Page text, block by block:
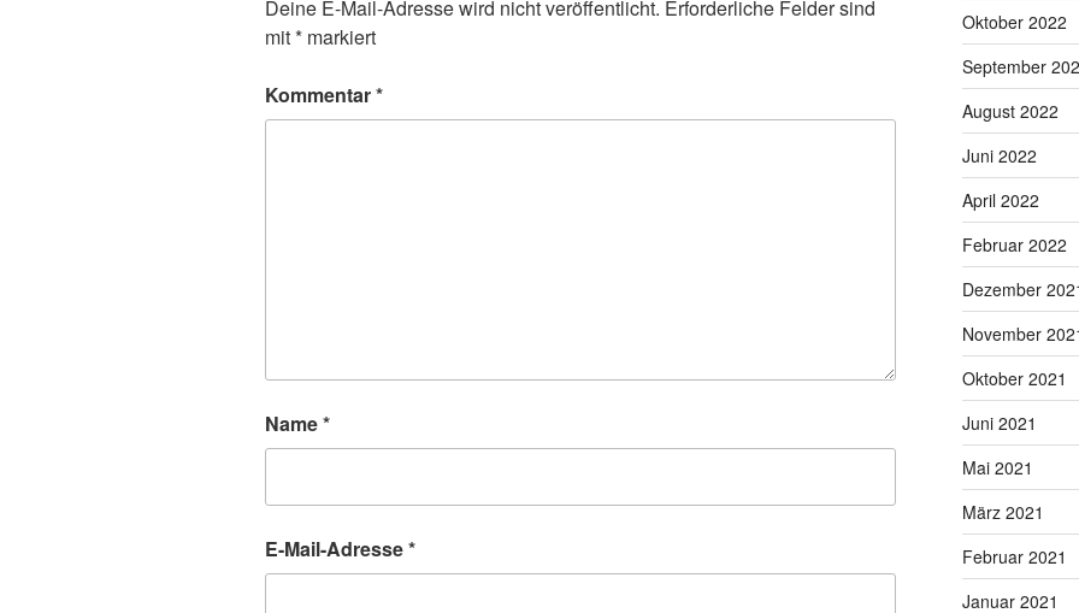
Deine E-Mail-Adresse wird nicht veröffentlicht. Erforderliche Felder sind
mit* markiert
Kommentar*
Name*
E-Mail-Adresse*
Oktober 2022
September
August 2022
Juni 2022
April 2022
Februar 2022
Dezember
November
Oktober 2021
Juni 2021
Mai 2021
März 2021
Februar 2021
Januar 2021